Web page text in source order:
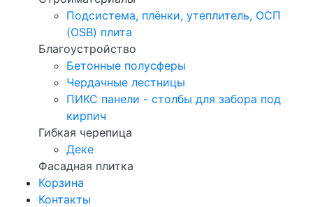
Подсистема, плёнки, утеплитель, ОСП
(OSB) плита
Благоустройство
Бетонные полусферы
Чердачные лестницы
ПИКС панели - столбы для забора под
кирпич
Гибкая черепица
Деке
Фасадная плитка
Корзина
Контакты